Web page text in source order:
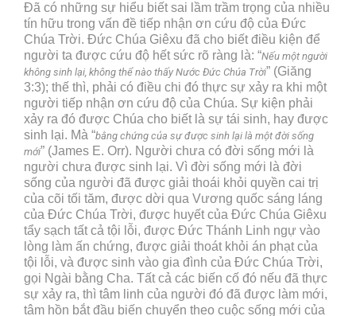
Đã có những sự hiểu biết sai lầm trầm trọng của nhiều
tín hữu trong vấn đề tiếp nhận ơn cứu độ của Đức
Chúa Trời. Đức Chúa Giêxu đã cho biết điều kiện để
người ta được cứu độ hết sức rõ ràng là: “Nếu một người
không sinh lại, không thể nào thấy Nước Đức Chúa Trời” (Giăng
3:3); thế thì, phải có điều chi đó thực sự xảy ra khi một
người tiếp nhận ơn cứu độ của Chúa. Sự kiện phải
xảy ra đó được Chúa cho biết là sự tái sinh, hay được
sinh lại. Mà “bằng chứng của sự được sinh lại là một đời sống
mới” (James E. Orr). Người chưa có đời sống mới là
người chưa được sinh lại. Vì đời sống mới là đời
sống của người đã được giải thoái khỏi quyền cai trị
của cõi tối tăm, được dời qua Vương quốc sáng láng
của Đức Chúa Trời, được huyết của Đức Chúa Giêxu
tẩy sạch tất cả tội lỗi, được Đức Thánh Linh ngự vào
lòng làm ấn chứng, được giải thoát khỏi án phạt của
tội lỗi, và được sinh vào gia đình của Đức Chúa Trời,
gọi Ngài bằng Cha. Tất cả các biến cố đó nếu đã thực
sự xảy ra, thì tâm linh của người đó đã được làm mới,
tâm hồn bắt đầu biến chuyển theo cuộc sống mới của